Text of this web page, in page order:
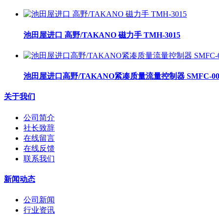
池田屋进口 高野/TAKANO 磁力手 TMH-3015
池田屋进口高野/TAKANO紧凑质量流量控制器 SMFC-
关于我们
公司简介
社长致辞
在线留言
在线反馈
联系我们
新闻动态
公司新闻
行业资讯